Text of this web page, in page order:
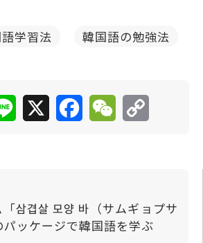
学習法 韓国語の勉強法
Line FacebookWeChat
삼겹살 모양 바（サムギョプサ
ッケージで韓国語を学ぶ